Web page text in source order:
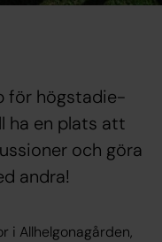
för högstadie-
ha en plats att
och göra
andra!
i Allhelgonagården,